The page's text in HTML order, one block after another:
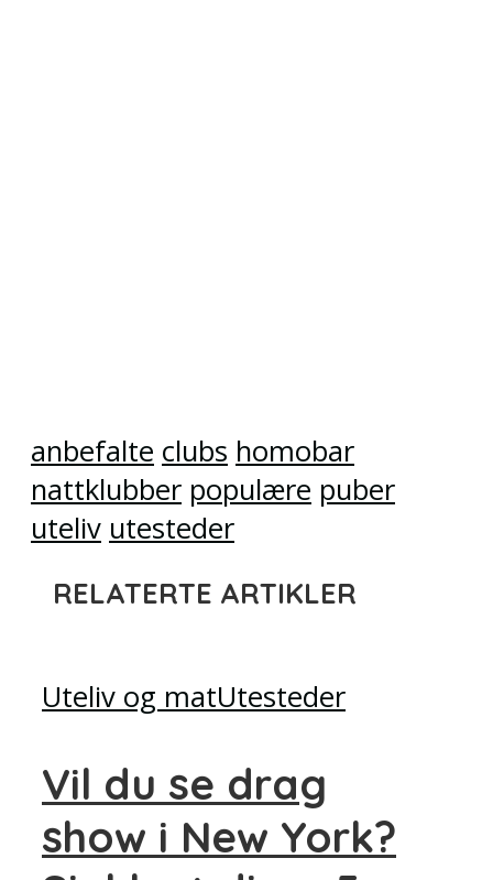
anbefalte clubs homobar
nattklubber populære puber
uteliv utesteder
RELATERTE ARTIKLER
Uteliv og matUtesteder
Vil du se drag
show i New York?